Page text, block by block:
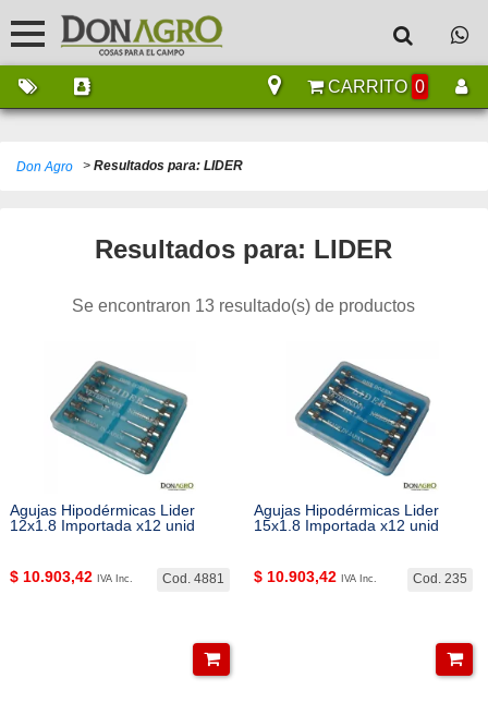
CARRITO 0
Don Agro > Resultados para: LIDER
Resultados para: LIDER
Se encontraron 13 resultado(s) de productos
Agujas Hipodérmicas Lider
12x1.8 Importada x12 unid
Cod. 4881
$ 10.903,42 IVA Inc.
Agujas Hipodérmicas Lider
15x1.8 Importada x12 unid
Cod. 235
$ 10.903,42 IVA Inc.